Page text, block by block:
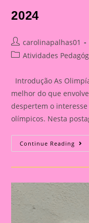
2024
Post
author:
carolinapalhas01
PostAtividades
Introdução As
melhor do que
despertem o
olímpicos. Nesta
Continue Reading